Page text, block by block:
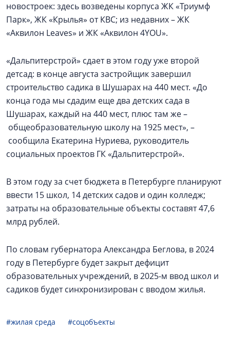
новостроек: здесь возведены корпуса ЖК «Триумф
Парк», ЖК «Крылья» от КВС; из недавних – ЖК
«Аквилон Leaves» и ЖК «Аквилон 4YOU».
«Дальпитерстрой» сдает в этом году уже второй
детсад: в конце августа застройщик завершил
строительство садика в Шушарах на 440 мест. «До
конца года мы сдадим еще два детских сада в
Шушарах, каждый на 440 мест, плюс там же –
общеобразовательную школу на 1925 мест», –
сообщила Екатерина Нуриева, руководитель
социальных проектов ГК «Дальпитерстрой».
В этом году за счет бюджета в Петербурге планируют
ввести 15 школ, 14 детских садов и один колледж;
затраты на образовательные объекты составят 47,6
млрд рублей.
По словам губернатора Александра Беглова, в 2024
году в Петербурге будет закрыт дефицит
образовательных учреждений, в 2025-м ввод школ и
садиков будет синхронизирован с вводом жилья.
#жилая среда #соцобъекты